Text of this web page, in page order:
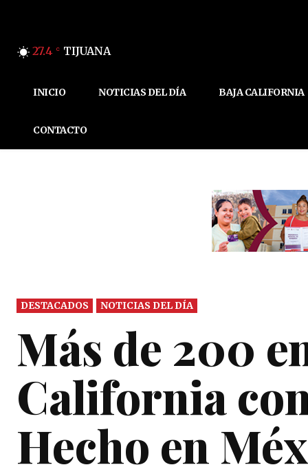
27.4 C TIJUANA
INICIO NOTICIAS DEL DÍA BAJA CALIFORNIA
CONTACTO
DESTACADOS NOTICIAS DEL DÍA
Más de 200
California
Hecho en